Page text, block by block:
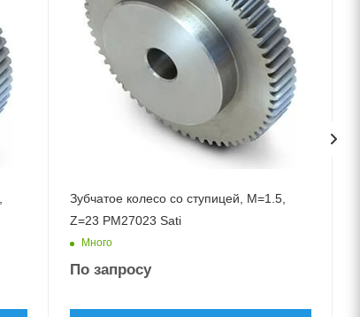
Зубчатое колесо со ступицей, M=1.5,
Z=23 PM27023 Sati
Много
По запросу